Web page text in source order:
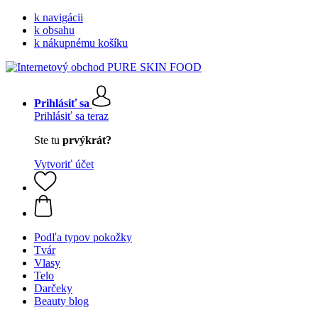
k navigácii
k obsahu
k nákupnému košíku
Prihlásiť sa
Prihlásiť sa teraz
Ste tu prvýkrát?
Vytvoriť účet
Podľa typov pokožky
Tvár
Vlasy
Telo
Darčeky
Beauty blog